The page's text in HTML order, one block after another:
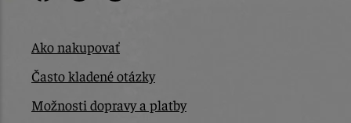
Ako nakupovať
Často kladené otázky
Možnosti dopravy a platby